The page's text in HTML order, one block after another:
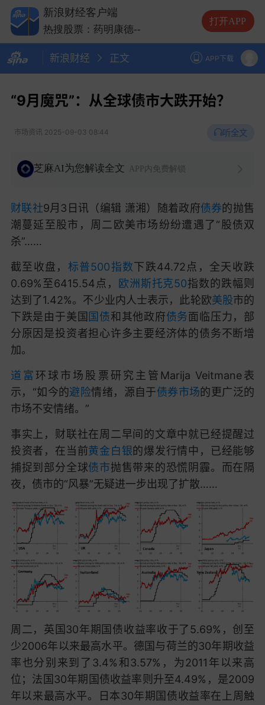
新浪财经客户端
热搜股票：长鑫科技
热搜股票：药明康德--
热搜股票：中际旭创--
热搜股票：云南锗业
热搜股票：长鑫科技--
打开APP
新浪财经 正文 APP下载
“9月魔咒”：从全球债市大跌开始？
市场资讯 2025-09-03 08:44 听全文
芝麻AI为您解读全文 APP内免费解锁
财联社9月3日讯（编辑 潇湘） 随着政府债券的抛售
潮蔓延至股市，周二欧美市场纷纷遭遇了“股债双
杀”……
截至收盘， 标普500指数下跌44.72点，全天收跌
0.69%至6415.54点，
欧洲斯托克50指数的跌幅则
达到了1.42%。 不少业内人士表示，此轮欧美股市的
下跌是由于美国 国债和其他政府债务面临压力，部
分原因是投资者担心许多主要经济体的债务不断增
加。
道富 环球市场股票研究主管Marija Veitmane表
示，“如今的避险情绪，源自于债券市场的更广泛的
市场不安情绪。”
事实上，财联社在周二早间的文章中就已经提醒过
投资者， 在当前黄金白银的爆发行情中，已经能够
捕捉到部分全球债市抛售带来的恐慌阴霾。而在隔
夜，债市的“风暴”无疑进一步出现了扩散……
周二，英国30年期国债收益率收于了5.69%，创至
少2006年以来最高水平。德国与荷兰的30年期收益
率也分别来到了3.4%和3.57%，为2011年以来高
位；法国30年期国债收益率则升至4.49%，是2009
年以来最高水平。日本30年期国债收益率在上周触